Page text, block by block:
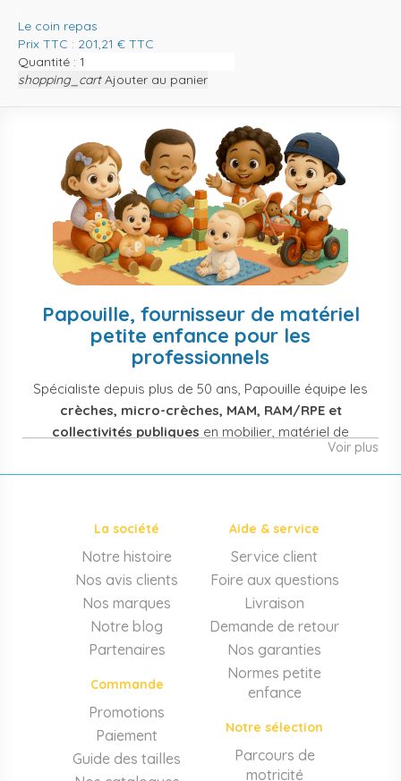
Le coin repas
Prix TTC : 201,21 € TTC
Quantité :
shopping_cart Ajouter au panier
Papouille, fournisseur de matériel
petite enfance pour les
professionnels
Spécialiste depuis plus de 50 ans, Papouille équipe les
crèches, micro-crèches, MAM, RAM/RPE et
collectivités publiques en mobilier, matériel de
puériculture, jouets et équipement pour structures
d'accueil de la petite enfance. Notre offre couvre
Mobilier et équipement de crèche
Lits crèche en bois, couchettes empilables, meubles à
langer sur mesure en résine antibactérienne, tables et
chaises adaptées aux 0-6 ans, banc-vestiaire, barrières de
séparation. Tout le matériel pour aménager une structure
conforme aux normes PMI.
Matériel de puériculture professionnel
Poussettes 3 et 4 places, transats, chaises hautes, sièges
auto, biberons et stérilisateurs, peèse-bébé, écoute-bébé,
thermomètres. Notre
gamme puériculture collectivité
Voir plus
La société
Notre histoire
Nos avis clients
Nos marques
Notre blog
Partenaires
Commande
Promotions
Paiement
Guide des tailles
Aide & service
Service client
Foire aux questions
Livraison
Demande de retour
Nos garanties
Normes petite
enfance
Notre sélection
Parcours de
motricité